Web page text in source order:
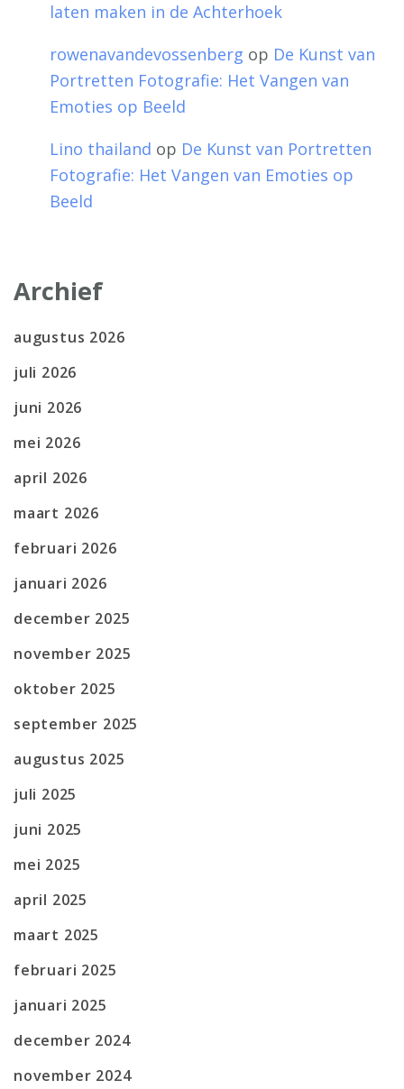
laten maken in de Achterhoek
rowenavandevossenberg op De Kunst van
Portretten Fotografie: Het Vangen van
Emoties op Beeld
Lino thailand op De Kunst van Portretten
Fotografie: Het Vangen van Emoties op
Beeld
Archief
augustus 2026
juli 2026
juni 2026
mei 2026
april 2026
maart 2026
februari 2026
januari 2026
december 2025
november 2025
oktober 2025
september 2025
augustus 2025
juli 2025
juni 2025
mei 2025
april 2025
maart 2025
februari 2025
januari 2025
december 2024
november 2024